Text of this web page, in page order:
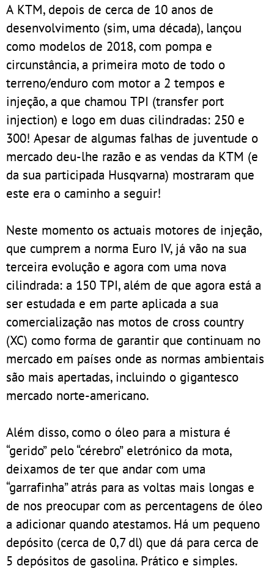
A KTM, depois de cerca de 10 anos de
desenvolvimento (sim, uma década), lançou
como modelos de 2018, com pompa e
circunstância, a primeira moto de todo o
terreno/enduro com motor a 2 tempos e
injeção, a que chamou TPI (transfer port
injection) e logo em duas cilindradas: 250 e
300! Apesar de algumas falhas de juventude o
mercado deu-lhe razão e as vendas da KTM (e
da sua participada Husqvarna) mostraram que
este era o caminho a seguir!
Neste momento os actuais motores de injeção,
que cumprem a norma Euro IV, já vão na sua
terceira evolução e agora com uma nova
cilindrada: a 150 TPI, além de que agora está a
ser estudada e em parte aplicada a sua
comercialização nas motos de cross country
(XC) como forma de garantir que continuam no
mercado em países onde as normas ambientais
são mais apertadas, incluindo o gigantesco
mercado norte-americano.
Além disso, como o óleo para a mistura é
“gerido” pelo “cérebro” eletrónico da mota,
deixamos de ter que andar com uma
“garrafinha” atrás para as voltas mais longas e
de nos preocupar com as percentagens de óleo
a adicionar quando atestamos. Há um pequeno
depósito (cerca de 0,7 dl) que dá para cerca de
5 depósitos de gasolina. Prático e simples.